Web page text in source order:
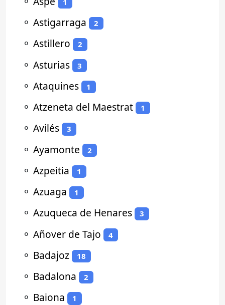
⚬ Astigarraga 2
⚬ Astillero 2
⚬ Asturias 3
⚬ Ataquines 1
⚬ Atzeneta del Maestrat 1
⚬ Avilés 3
⚬ Ayamonte 2
⚬ Azpeitia 1
⚬ Azuaga 1
⚬ Azuqueca de Henares 3
⚬ Añover de Tajo 4
⚬ Badajoz 18
⚬ Badalona 2
⚬ Baiona 1